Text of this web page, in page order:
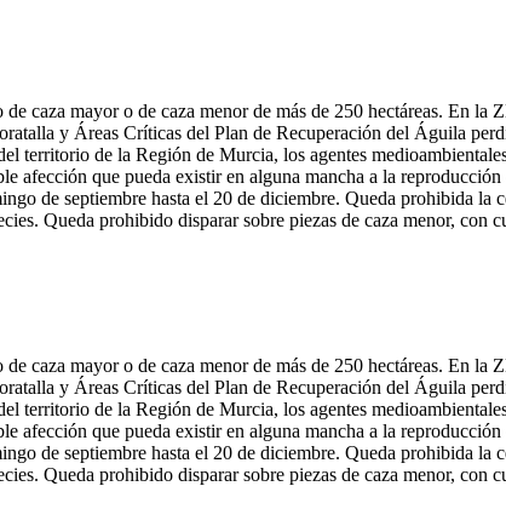
caza mayor o de caza menor de más de 250 hectáreas. En
y Áreas Críticas del Plan de Recuperación del Águila
territorio de la Región de Murcia, los agentes
afección que pueda existir en alguna mancha a la
de septiembre hasta el 20 de diciembre. Queda prohibida la
Queda prohibido disparar sobre piezas de caza menor, con
caza mayor o de caza menor de más de 250 hectáreas. En
y Áreas Críticas del Plan de Recuperación del Águila
territorio de la Región de Murcia, los agentes
afección que pueda existir en alguna mancha a la
de septiembre hasta el 20 de diciembre. Queda prohibida la
Queda prohibido disparar sobre piezas de caza menor, con